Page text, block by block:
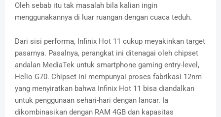
Oleh sebab itu tak masalah bila kalian ingin
menggunakannya di luar ruangan dengan cuaca teduh.
Dari sisi performa, Infinix Hot 11 cukup meyakinkan target
pasarnya. Pasalnya, perangkat ini ditenagai oleh chipset
andalan MediaTek untuk smartphone gaming entry-level,
Helio G70. Chipset ini mempunyai proses fabrikasi 12nm
yang menyiratkan bahwa Infinix Hot 11 bisa diandalkan
untuk penggunaan sehari-hari dengan lancar. Ia
dikombinasikan dengan RAM 4GB dan kapasitas